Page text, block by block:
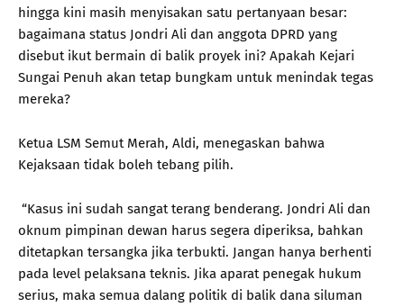
hingga kini masih menyisakan satu pertanyaan besar:
bagaimana status Jondri Ali dan anggota DPRD yang
disebut ikut bermain di balik proyek ini? Apakah Kejari
Sungai Penuh akan tetap bungkam untuk menindak tegas
mereka?
Ketua LSM Semut Merah, Aldi, menegaskan bahwa
Kejaksaan tidak boleh tebang pilih.
“Kasus ini sudah sangat terang benderang. Jondri Ali dan
oknum pimpinan dewan harus segera diperiksa, bahkan
ditetapkan tersangka jika terbukti. Jangan hanya berhenti
pada level pelaksana teknis. Jika aparat penegak hukum
serius, maka semua dalang politik di balik dana siluman